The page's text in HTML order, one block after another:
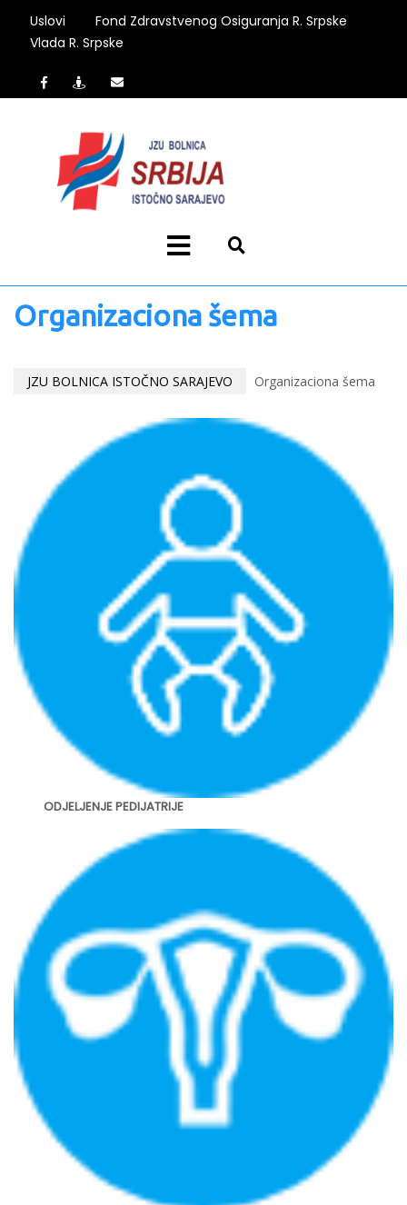
Uslovi
Fond Zdravstvenog Osiguranja R. Srpske
Vlada R. Srpske
Organizaciona šema
JZU BOLNICA ISTOČNO SARAJEVO Organizaciona šema
ODJELJENJE PEDIJATRIJE